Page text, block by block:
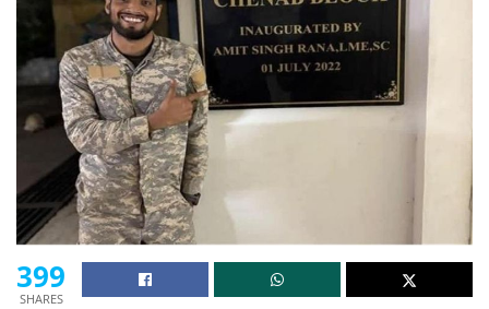
399
SHARES